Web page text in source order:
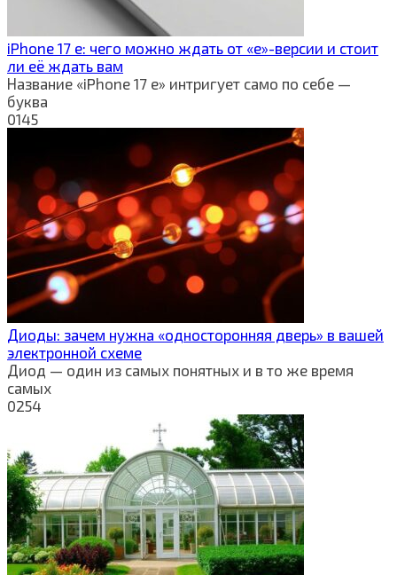
iPhone 17 e: чего можно ждать от «e»-версии и стоит
ли её ждать вам
Название «iPhone 17 e» интригует само по себе —
буква
0145
Диоды: зачем нужна «односторонняя дверь» в вашей
электронной схеме
Диод — один из самых понятных и в то же время
самых
0254